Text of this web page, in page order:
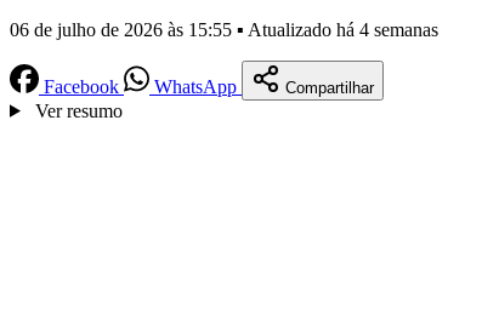
06 de julho de 2026 às 15:55 ▪ Atualizado há 4 semanas
Facebook WhatsApp Compartilhar
Ver resumo